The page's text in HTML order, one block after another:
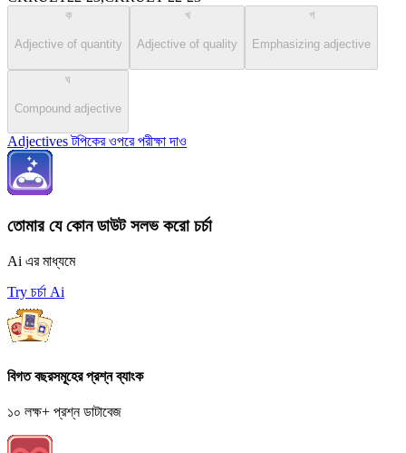
ক
Adjective of quantity
খ
Adjective of quality
গ
Emphasizing adjective
ঘ
Compound adjective
Adjectives টপিকের ওপরে পরীক্ষা দাও
তোমার যে কোন ডাউট সলভ করো চর্চা
Ai এর মাধ্যমে
Try চর্চা Ai
বিগত বছরসমূহের প্রশ্ন ব্যাংক
১০ লক্ষ+ প্রশ্ন ডাটাবেজ